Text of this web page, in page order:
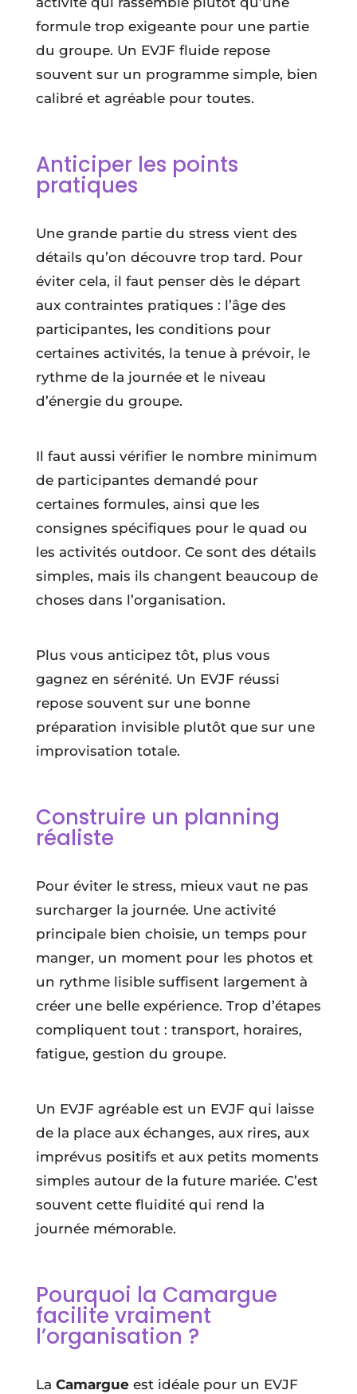
formule trop exigeante pour une partie
du groupe. Un EVJF fluide repose
souvent sur un programme simple, bien
calibré et agréable pour toutes.
Anticiper les points
pratiques
Une grande partie du stress vient des
détails qu’on découvre trop tard. Pour
éviter cela, il faut penser dès le départ
aux contraintes pratiques : l’âge des
participantes, les conditions pour
certaines activités, la tenue à prévoir, le
rythme de la journée et le niveau
d’énergie du groupe.
Il faut aussi vérifier le nombre minimum
de participantes demandé pour
certaines formules, ainsi que les
consignes spécifiques pour le quad ou
les activités outdoor. Ce sont des détails
simples, mais ils changent beaucoup de
choses dans l’organisation.
Plus vous anticipez tôt, plus vous
gagnez en sérénité. Un EVJF réussi
repose souvent sur une bonne
préparation invisible plutôt que sur une
improvisation totale.
Construire un planning
réaliste
Pour éviter le stress, mieux vaut ne pas
surcharger la journée. Une activité
principale bien choisie, un temps pour
manger, un moment pour les photos et
un rythme lisible suffisent largement à
créer une belle expérience. Trop d’étapes
compliquent tout : transport, horaires,
fatigue, gestion du groupe.
Un EVJF agréable est un EVJF qui laisse
de la place aux échanges, aux rires, aux
imprévus positifs et aux petits moments
simples autour de la future mariée. C’est
souvent cette fluidité qui rend la
journée mémorable.
Pourquoi la Camargue
facilite vraiment
l’organisation ?
La Camargueest idéale pour un EVJF